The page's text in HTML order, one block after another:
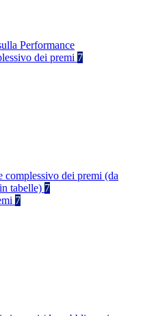
Performance
dei premi 7
complessivo dei premi (da
tabelle) 7
7